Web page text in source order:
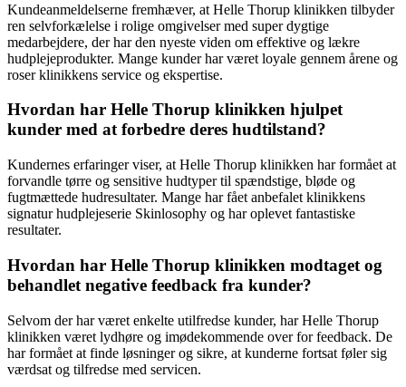
Kundeanmeldelserne fremhæver, at Helle Thorup klinikken tilbyder
ren selvforkælelse i rolige omgivelser med super dygtige
medarbejdere, der har den nyeste viden om effektive og lækre
hudplejeprodukter. Mange kunder har været loyale gennem årene og
roser klinikkens service og ekspertise.
Hvordan har Helle Thorup klinikken hjulpet
kunder med at forbedre deres hudtilstand?
Kundernes erfaringer viser, at Helle Thorup klinikken har formået at
forvandle tørre og sensitive hudtyper til spændstige, bløde og
fugtmættede hudresultater. Mange har fået anbefalet klinikkens
signatur hudplejeserie Skinlosophy og har oplevet fantastiske
resultater.
Hvordan har Helle Thorup klinikken modtaget og
behandlet negative feedback fra kunder?
Selvom der har været enkelte utilfredse kunder, har Helle Thorup
klinikken været lydhøre og imødekommende over for feedback. De
har formået at finde løsninger og sikre, at kunderne fortsat føler sig
værdsat og tilfredse med servicen.